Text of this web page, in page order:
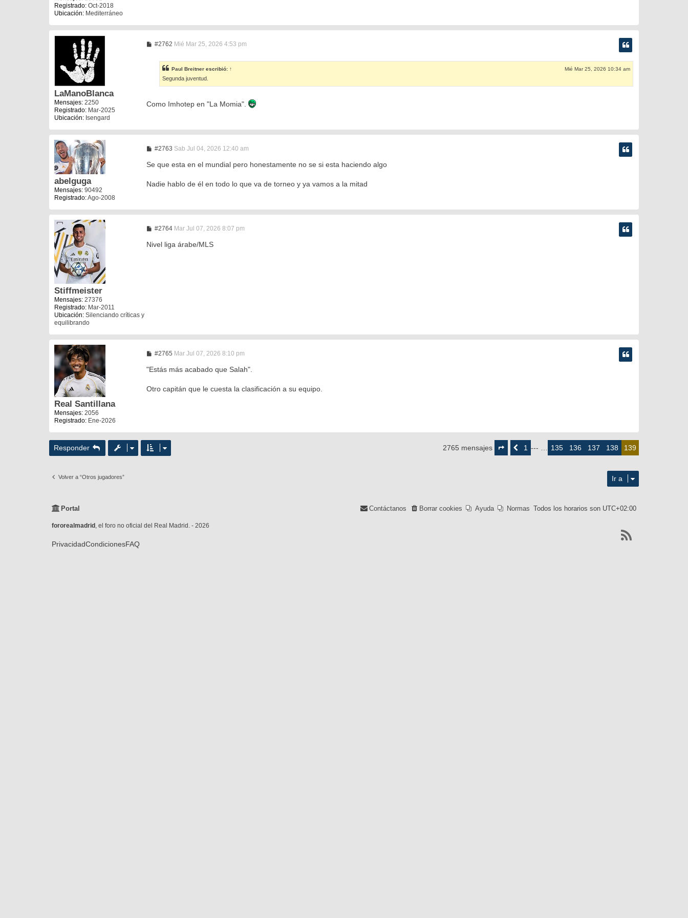
Registrado: Oct-2018
Ubicación: Mediterráneo
LaManoBlanca
Mensajes: 2250
Registrado: Mar-2025
Ubicación: Isengard
#2762M
a
j
e
Mié Mar 25, 2026 4:53 pm
Paul Breitner escribió: ↑ Mié Mar 25, 2026 10:34 am
Segunda juventud.
Como Imhotep en "La Momia".
abelguga
Mensajes: 90492
Registrado:Ago-2008
#2763M
n
j
Sab Jul 04, 2026 12:40 am
Se que esta en el mundial pero honestamente no se si esta haciendo algo
Nadie hablo de él en todo lo que va de torneo y ya vamos a la mitad
Stiffmeister
Mensajes: 27376
Registrado: Mar-2011
Ubicación: Silenciando críticas y
equilibrando
#2764M
n
Mar Jul 07, 2026 8:07 pm
Nivel liga árabe/MLS
Real Santillana
Mensajes: 2056
Registrado: Ene-2026
#2765M
n
j
Mar Jul 07, 2026 8:10 pm
"Estás más acabado que Salah".
Otro capitán que le cuesta la clasificación a su equipo.
Responder 2765 mensajes
deAnterior1 --- … 135 136 137 138 139
Volver a “Otros jugadores” Ir a
Portal Todos los horarios son UTC+02:00
Normas
Ayuda
Borrar cookies
Contáctanos
fororealmadrid , el foro no oficial del Real Madrid. - 2026
PrivacidadCondicionesFAQ